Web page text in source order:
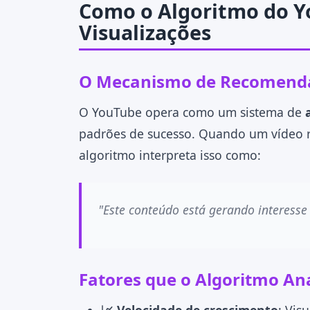
Como o Algoritmo do
Visualizações
O Mecanismo de
O YouTube opera como um sistema de
padrões de sucesso. Quando um
algoritmo interpreta isso como:
"Este conteúdo está gerando
Fatores que o Algoritmo